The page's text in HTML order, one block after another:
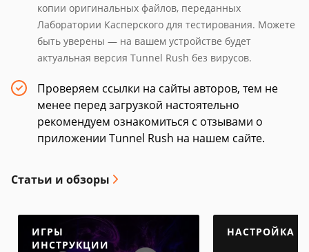
копии оригинальных файлов, переданных
Лаборатории Касперского для тестирования. Можете
быть уверены — на вашем устройстве будет
актуальная версия Tunnel Rush без вирусов.
Проверяем ссылки на сайты авторов, тем не
менее перед загрузкой настоятельно
рекомендуем ознакомиться с отзывами о
приложении Tunnel Rush на нашем сайте.
Статьи и обзоры
ИГРЫ
ИНСТРУКЦИИ
НАСТРОЙКА